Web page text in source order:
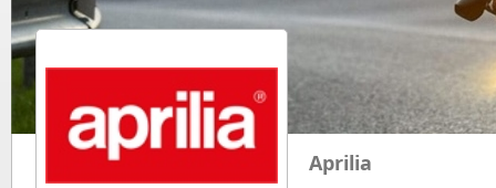
Aprilia